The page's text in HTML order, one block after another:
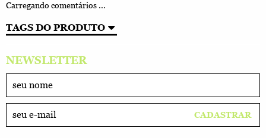
Carregando comentários ...
TAGS DO PRODUTO
NEWSLETTER
CADASTRAR